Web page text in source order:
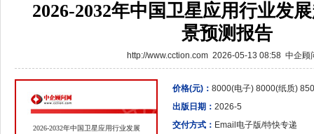
2026-2032年中国卫星应用行业发
景预测报告
http://www.cction.com 2026-05-13 08:58 中企顾
2026-2032年中国卫星应用行业发展
价格(元)： 8000(电子) 8000(纸质)
出版日期： 2026-5
交付方式： Email电子版/特快专递